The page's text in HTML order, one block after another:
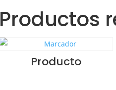
Productos
Producto